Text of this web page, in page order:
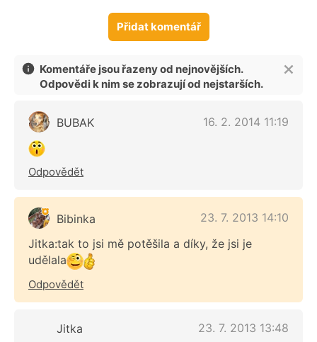
Přidat komentář
Komentáře jsou řazeny od nejnovějších.
Odpovědi k nim se zobrazují od nejstarších.
BUBAK 16. 2. 2014 11:19
Odpovědět
Bibinka
23. 7. 2013 14:10
Jitka:tak to jsi mě potěšila a díky, že jsi je
udělala
Odpovědět
Jitka
23. 7. 2013 13:48